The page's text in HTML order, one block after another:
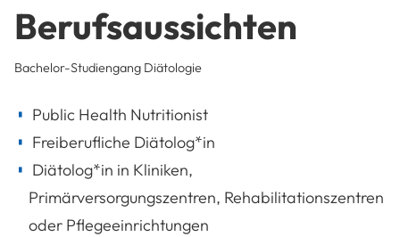
Berufsaussichten
Bachelor-Studiengang Diätologie
Public Health Nutritionist
Freiberufliche Diätolog*in
Diätolog*in in Kliniken,
Primärversorgungszentren, Rehabilitationszentren
oder Pflegeeinrichtungen